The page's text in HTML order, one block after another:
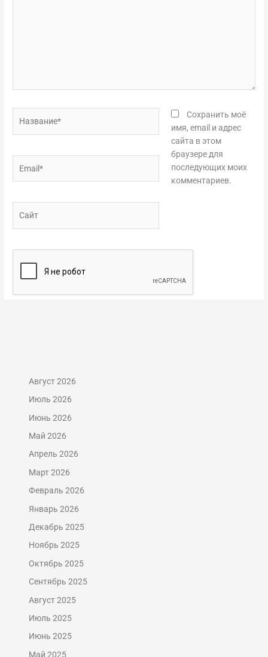
Сохранить моё
имя, email и адрес
сайта в этом
браузере для
последующих моих
комментариев.
Август 2026
Июль 2026
Июнь 2026
Май 2026
Апрель 2026
Март 2026
Февраль 2026
Январь 2026
Декабрь 2025
Ноябрь 2025
Октябрь 2025
Сентябрь 2025
Август 2025
Июль 2025
Июнь 2025
Май 2025